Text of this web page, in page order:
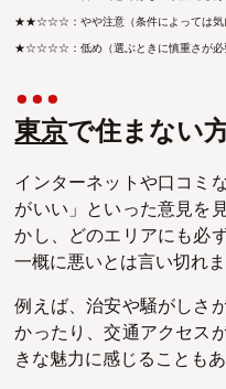
★★☆☆☆：やや注意（条件によっては気
★☆☆☆☆：低め（選ぶときに慎重さが必
東京で住まない
インターネットや口コミ
がいい」といった意見を
かし、どのエリアにも必
一概に悪いとは言い切れま
例えば、治安や騒がしさ
かったり、交通アクセス
きな魅力に感じることもあ